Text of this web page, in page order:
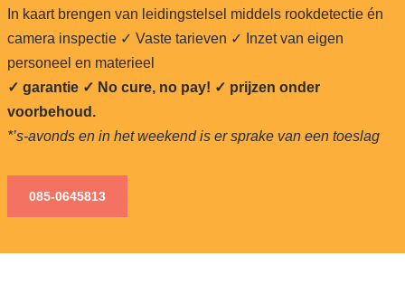
In kaart brengen van leidingstelsel middels rookdetectie én
camera inspectie ✓ Vaste tarieven ✓ Inzet van eigen
personeel en materieel
✓ garantie ✓ No cure, no pay! ✓ prijzen onder
voorbehoud.
*’s-avonds en in het weekend is er sprake van een toeslag
085-0645813